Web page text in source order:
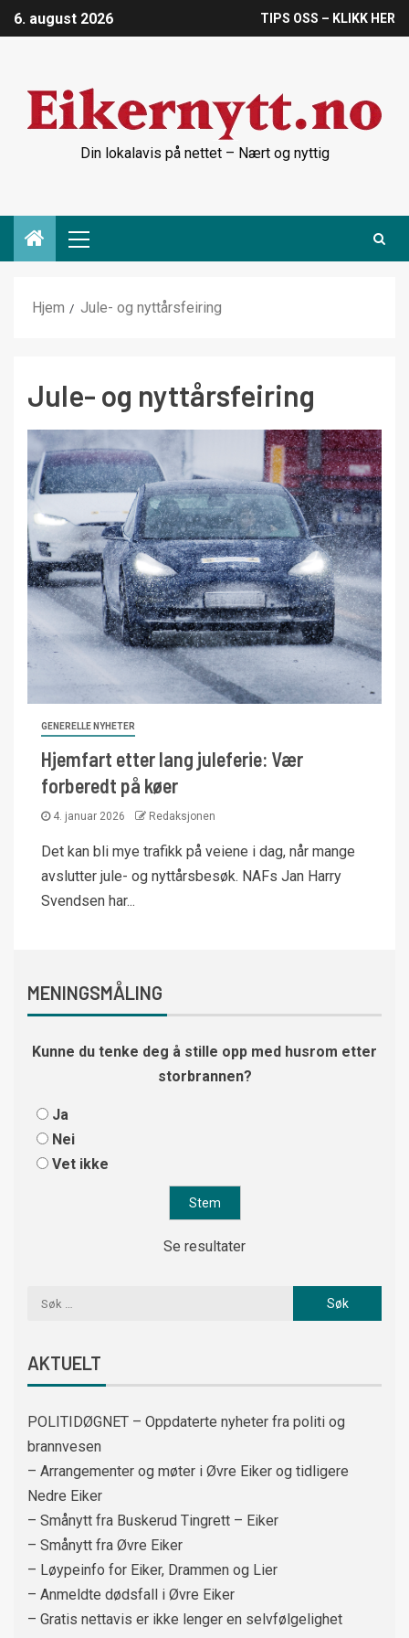
6. august 2026 TIPS OSS – KLIKK HER
Din lokalavis på nettet – Nært og nyttig
Hjem Jule- og nyttårsfeiring
Jule- og nyttårsfeiring
GENERELLE NYHETER
Hjemfart etter lang juleferie: Vær
forberedt på køer
4. januar 2026 Redaksjonen
Det kan bli mye trafikk på veiene i dag, når mange
avslutter jule- og nyttårsbesøk. NAFs Jan Harry
Svendsen har...
MENINGSMÅLING
Kunne du tenke deg å stille opp med husrom etter
storbrannen?
Ja
Nei
Vet ikke
Se resultater
AKTUELT
POLITIDØGNET – Oppdaterte nyheter fra politi og
brannvesen
– Arrangementer og møter i Øvre Eiker og tidligere
Nedre Eiker
– Smånytt fra Buskerud Tingrett – Eiker
– Smånytt fra Øvre Eiker
– Løypeinfo for Eiker, Drammen og Lier
– Anmeldte dødsfall i Øvre Eiker
– Gratis nettavis er ikke lenger en selvfølgelighet